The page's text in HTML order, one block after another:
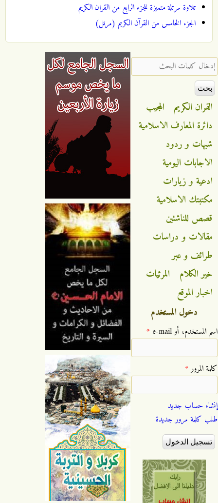
تلاوة مرتلة متميزة للجزء الرابع من القران الكريم
الجزء الخامس من القرآن الكريم (مرتل)
‏إدخال كلمات البحث ‏
القران الكريم
المجيب
دائرة المعارف الاسلامية
شبهات و ردود
الاجابات اليومية
ادعية و زيارات
مكتبتك الاسلامية
قصص للناشئين
مقالات و دراسات
طرائف و عبر
خير الكلام
المرئيات
اخبار الموقع
دخول المستخدم
‏اسم المستخدم، أو e-mail ‏ *
‏كلمة المرور ‏*
إنشاء حساب جديد
طلب كلمة مرور جديدة